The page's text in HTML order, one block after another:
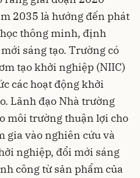
2035 là hướng đến phát
thông minh, định
sáng tạo. Trường có
tạo khởi nghiệp (NIIC)
các hoạt động khởi
Lãnh đạo Nhà trường
môi trường thuận lợi cho
gia vào nghiên cứu và
nghiệp, đổi mới sáng
công từ sản phẩm của